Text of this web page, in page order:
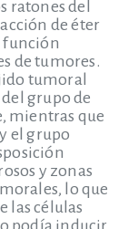
ratones del
de éter
función
de tumores.
tumoral
grupo de
mientras que
el grupo
y zonas
lo que
las células